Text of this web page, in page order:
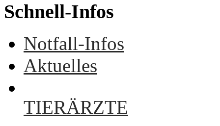
Schnell-Infos
Notfall-Infos
Aktuelles
TIERÄRZTE